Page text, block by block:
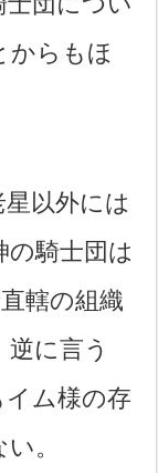
からもほ
以外には
騎士団は
轄の組織
に言う
ム様の存
。